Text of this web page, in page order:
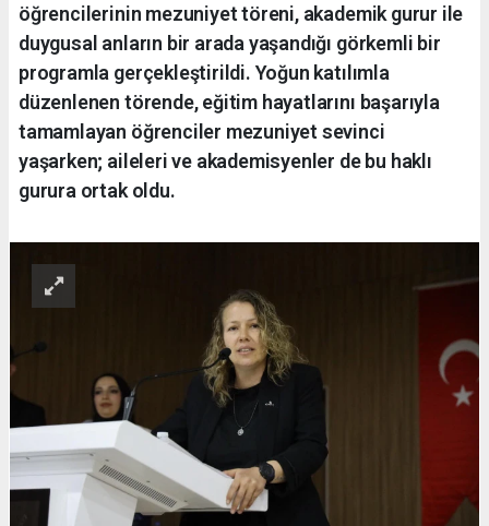
öğrencilerinin mezuniyet töreni, akademik gurur ile
duygusal anların bir arada yaşandığı görkemli bir
programla gerçekleştirildi. Yoğun katılımla
düzenlenen törende, eğitim hayatlarını başarıyla
tamamlayan öğrenciler mezuniyet sevinci
yaşarken; aileleri ve akademisyenler de bu haklı
gurura ortak oldu.